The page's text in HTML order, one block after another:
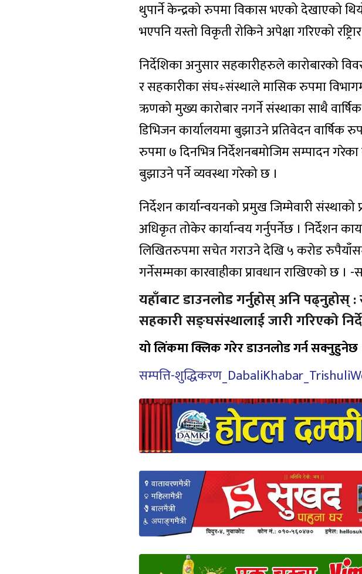
थुपार्ने केन्द्रको रुपमा विकास भएको देखाएको
भएपनि यस्तो विकृती रोकिने अपेक्षा गरिएको
निर्देशिका अनुसार सहकारीहरुले कारोबारको
र सहकारीका संघ÷संस्थाले मासिक रुपमा
ऋणको मुख्य कारोबार नगर्ने संस्थाका साथै
डिभिजन कार्यालयमा बुझाउने प्रतिवेदन
रुपमा ७ दिनभित्र निर्देशनबमोजिम सम्पादन
बुझाउने पर्ने व्यवस्था गरेको छ ।
निर्देशन कार्यान्वयनको प्रमुख जिम्मेवारी
अधिकृत तोकेर कार्यान्वय गर्नुपर्नेछ । निर्देशन
लिखितरुपमा सचेत गराउने देखि ५ करोड
गर्नेसम्मका कारवाहीका प्रावधान राखिएको छ ।
यहाँबाट डाउनलोड गर्नुहोस् अनि पढ्नुहोस् :
सहकारी सङ्घसंस्थालाई जारी गरिएको
यो लिंकमा क्लिक गरेर डाउनलोड गर्न सक्नुहुनेछ
सम्पत्ति-